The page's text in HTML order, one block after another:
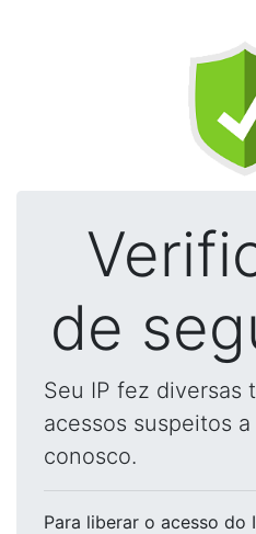
de
Seu IP fez diversas
acessos suspeitos
conosco.
Para liberar o acesso do